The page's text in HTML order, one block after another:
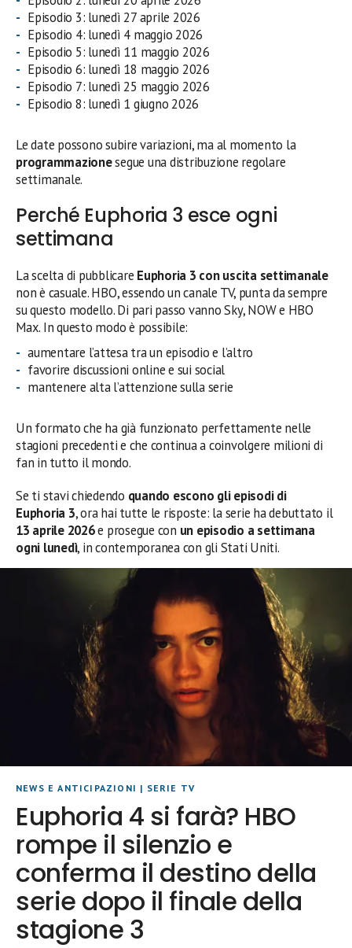
Episodio 3: lunedì 27 aprile 2026
Episodio 4: lunedì 4 maggio 2026
Episodio 5: lunedì 11 maggio 2026
Episodio 6: lunedì 18 maggio 2026
Episodio 7: lunedì 25 maggio 2026
Episodio 8: lunedì 1 giugno 2026
Le date possono subire variazioni, ma al momento la
programmazionesegue una distribuzione regolare
settimanale.
Perché Euphoria 3 esce ogni
settimana
La scelta di pubblicare Euphoria 3 con uscita settimanale
non è casuale. HBO, essendo un canale TV, punta da sempre
su questo modello. Di pari passo vanno Sky, NOW e HBO
Max. In questo modo è possibile:
aumentare l’attesa tra un episodio e l’altro
favorire discussioni online e sui social
mantenere alta l’attenzione sulla serie
Un formato che ha già funzionato perfettamente nelle
stagioni precedenti e che continua a coinvolgere milioni di
fan in tutto il mondo.
Se ti stavi chiedendo quando escono gli episodi di
Euphoria 3, ora hai tutte le risposte: la serie ha debuttato il
13 aprile 2026e prosegue con un episodio a settimana
ogni lunedì, in contemporanea con gli Stati Uniti.
NEWS E ANTICIPAZIONI | SERIE TV
Euphoria 4 si farà? HBO
rompe il silenzio e
conferma il destino della
serie dopo il finale della
stagione 3